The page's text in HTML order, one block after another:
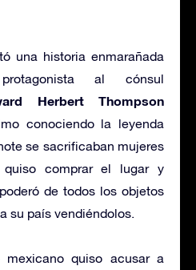
una historia enmarañada
al cónsul
Herbert Thompson
conociendo la leyenda
se sacrificaban mujeres
quiso comprar el lugar y
de todos los objetos
su país vendiéndolos.
mexicano quiso acusar a